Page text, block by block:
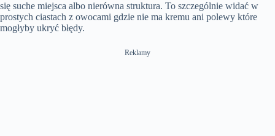
się suche miejsca albo nierówna struktura. To szczególnie widać w
prostych ciastach z owocami gdzie nie ma kremu ani polewy które
mogłyby ukryć błędy.
Reklamy